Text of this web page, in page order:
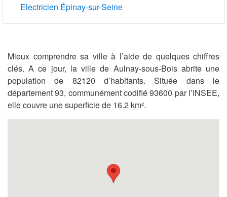
Electricien Épinay-sur-Seine
Mieux comprendre sa ville à l’aide de quelques chiffres
clés. A ce jour, la ville de Aulnay-sous-Bois abrite une
population de 82120 d’habitants. Située dans le
département 93, communément codifié 93600 par l’INSEE,
elle couvre une superficie de 16.2 km².